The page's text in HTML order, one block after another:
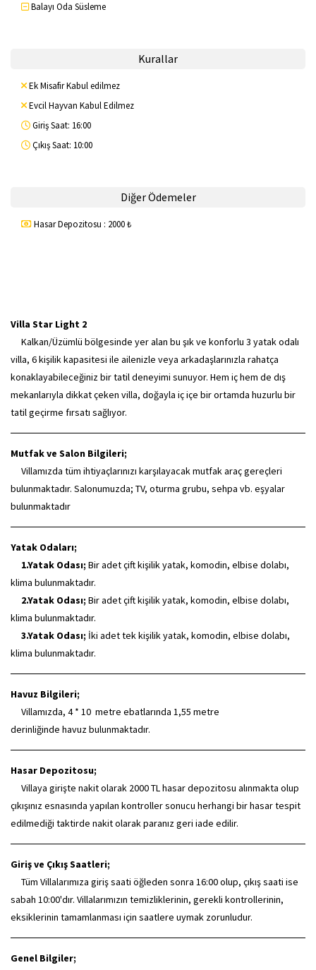
Balayı Oda Süsleme
Kurallar
Ek Misafir Kabul edilmez
Evcil Hayvan Kabul Edilmez
Giriş Saat: 16:00
Çıkış Saat: 10:00
Diğer Ödemeler
Hasar Depozitosu : 2000 ₺
Villa Star Light 2
Kalkan/Üzümlü bölgesinde yer alan bu şık ve konforlu 3 yatak odalı
villa, 6 kişilik kapasitesi ile ailenizle veya arkadaşlarınızla rahatça
konaklayabileceğiniz bir tatil deneyimi sunuyor. Hem iç hem de dış
mekanlarıyla dikkat çeken villa, doğayla iç içe bir ortamda huzurlu bir
tatil geçirme fırsatı sağlıyor.
Mutfak ve Salon Bilgileri;
Villamızda tüm ihtiyaçlarınızı karşılayacak mutfak araç gereçleri
bulunmaktadır. Salonumuzda; TV, oturma grubu, sehpa vb. eşyalar
bulunmaktadır
Yatak Odaları;
1.Yatak Odası; Bir adet çift kişilik yatak, komodin, elbise dolabı,
klima bulunmaktadır.
2.Yatak Odası; Bir adet çift kişilik yatak, komodin, elbise dolabı,
klima bulunmaktadır.
3.Yatak Odası; İki adet tek kişilik yatak, komodin, elbise dolabı,
klima bulunmaktadır.
Havuz Bilgileri;
Villamızda, 4 * 10 metre ebatlarında 1,55 metre
derinliğinde havuz bulunmaktadır.
Hasar Depozitosu;
Villaya girişte nakit olarak 2000 TL hasar depozitosu alınmakta olup
çıkışınız esnasında yapılan kontroller sonucu herhangi bir hasar tespit
edilmediği taktirde nakit olarak paranız geri iade edilir.
Giriş ve Çıkış Saatleri;
Tüm Villalarımıza giriş saati öğleden sonra 16:00 olup, çıkış saati ise
sabah 10:00'dır. Villalarımızın temizliklerinin, gerekli kontrollerinin,
eksiklerinin tamamlanması için saatlere uymak zorunludur.
Genel Bilgiler;